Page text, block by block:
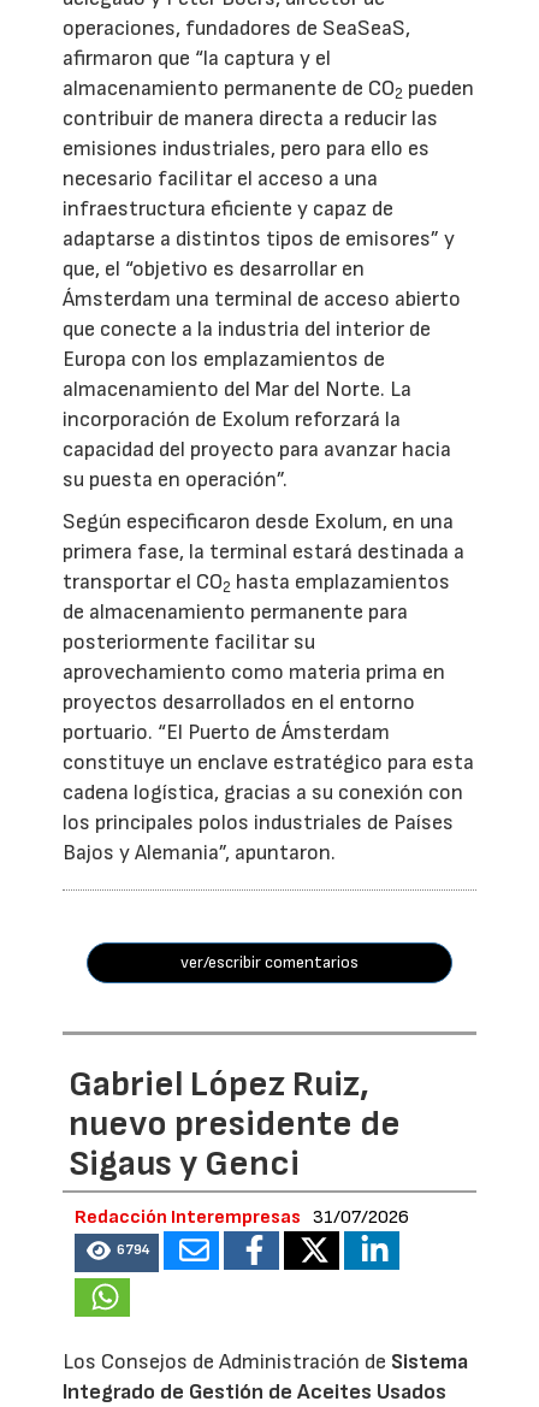
operaciones, fundadores de SeaSeaS,
afirmaron que “la captura y el
almacenamiento permanente de CO2 pueden
contribuir de manera directa a reducir las
emisiones industriales, pero para ello es
necesario facilitar el acceso a una
infraestructura eficiente y capaz de
adaptarse a distintos tipos de emisores” y
que, el “objetivo es desarrollar en
Ámsterdam una terminal de acceso abierto
que conecte a la industria del interior de
Europa con los emplazamientos de
almacenamiento del Mar del Norte. La
incorporación de Exolum reforzará la
capacidad del proyecto para avanzar hacia
su puesta en operación”.
Según especificaron desde Exolum, en una
primera fase, la terminal estará destinada a
transportar el CO2 hasta emplazamientos
de almacenamiento permanente para
posteriormente facilitar su
aprovechamiento como materia prima en
proyectos desarrollados en el entorno
portuario. “El Puerto de Ámsterdam
constituye un enclave estratégico para esta
cadena logística, gracias a su conexión con
los principales polos industriales de Países
Bajos y Alemania”, apuntaron.
ver/escribir comentarios
Gabriel López Ruiz,
nuevo presidente de
Sigaus y Genci
Redacción Interempresas 31/07/2026
6794
Los Consejos de Administración de Sistema
Integrado de Gestión de Aceites Usados